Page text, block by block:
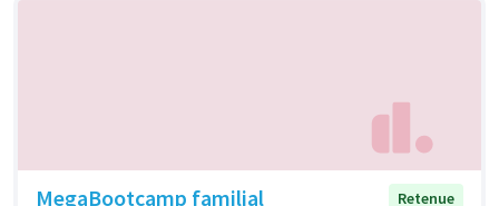
MegaBootcamp familial
Retenue